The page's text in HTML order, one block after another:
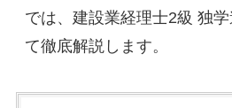
では、建設業経理士2級 独
て徹底解説します。